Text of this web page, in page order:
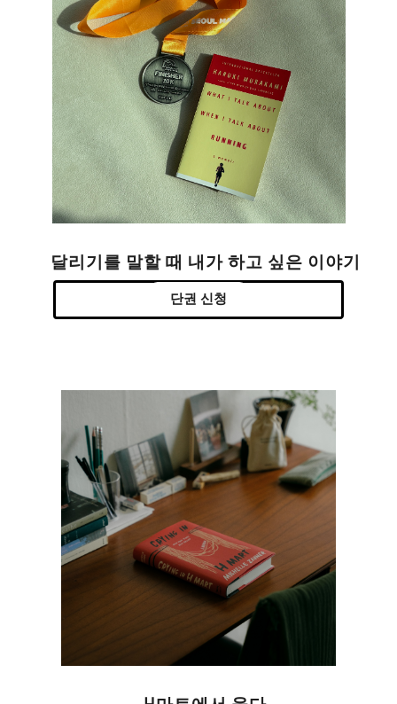
달리기를 말할 때 내가 하고 싶은 이야기
단권 신청